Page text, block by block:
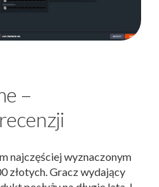
–
najczęściej wyznaczonym
złotych. Gracz wydający